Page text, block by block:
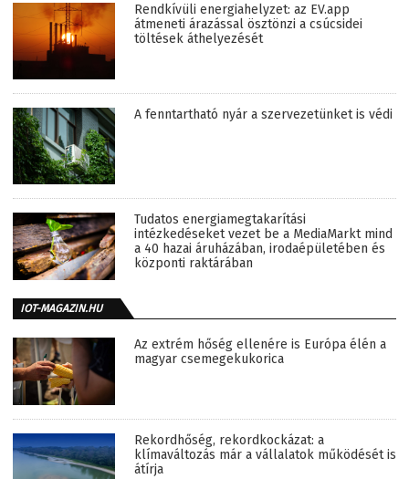
Rendkívüli energiahelyzet: az EV.app
átmeneti árazással ösztönzi a csúcsidei
töltések áthelyezését
A fenntartható nyár a szervezetünket is védi
Tudatos energiamegtakarítási
intézkedéseket vezet be a MediaMarkt mind
a 40 hazai áruházában, irodaépületében és
központi raktárában
IOT-MAGAZIN.HU
Az extrém hőség ellenére is Európa élén a
magyar csemegekukorica
Rekordhőség, rekordkockázat: a
klímaváltozás már a vállalatok működését is
átírja